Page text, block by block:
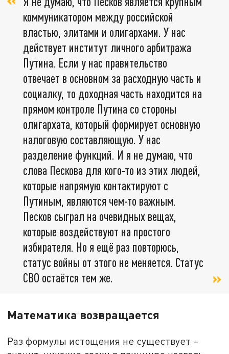
коммуникатором между российской
властью, элитами и олигархами. У нас
действует институт личного арбитража
Путина. Если у нас правительство
отвечает в основном за расходную часть и
социалку, то доходная часть находится на
прямом контроле Путина со стороны
олигархата, который формирует основную
налоговую составляющую. У нас
разделение функций. И я не думаю, что
слова Пескова для кого-то из этих людей,
которые напрямую контактируют с
Путиным, являются чем-то важным.
Песков сыграл на очевидных вещах,
которые воздействуют на простого
избирателя. Но я ещё раз повторюсь,
статус войны от этого не меняется. Статус
СВО остаётся тем же.
Математика возвращается
Раз формулы истощения не существует –